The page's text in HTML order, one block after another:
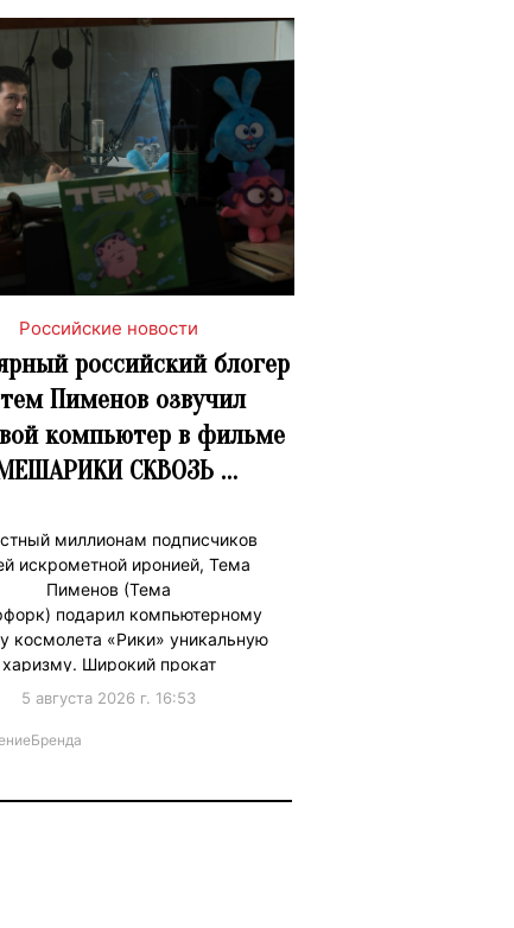
Российские новости
российский блогер
Пименов озвучил
компьютер в фильме
СКВОЗЬ …
миллионам подписчиков
искрометной иронией, Тема
Пименов (Тема
подарил компьютерному
космолета «Рики» уникальную
харизму. Широкий прокат
фантастического игрового
СМЕШАРИКИ СКВОЗЬ
ВСЕЛЕННЫЕ стартует 6 …
5 августа 2026 г. 16:53